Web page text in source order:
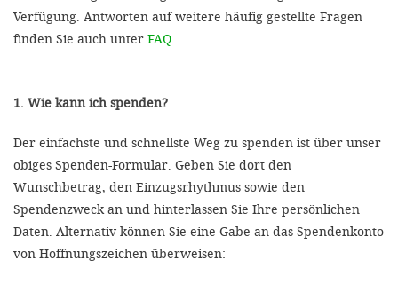
Verfügung. Antworten auf weitere häufig gestellte Fragen
finden Sie auch unter FAQ.
1. Wie kann ich spenden?
Der einfachste und schnellste Weg zu spenden ist über unser
obiges Spenden-Formular. Geben Sie dort den
Wunschbetrag, den Einzugsrhythmus sowie den
Spendenzweck an und hinterlassen Sie Ihre persönlichen
Daten. Alternativ können Sie eine Gabe an das Spendenkonto
von Hoffnungszeichen überweisen: